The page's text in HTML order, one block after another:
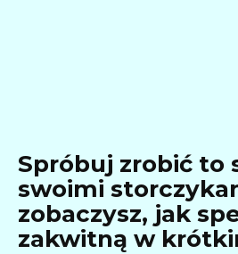
Spróbuj zrobić to
swoimi
zobaczysz, jak
zakwitną w